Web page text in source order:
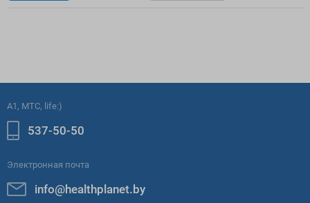
A1, МТС, life:)
537-50-50
Электронная почта
info@healthplanet.by